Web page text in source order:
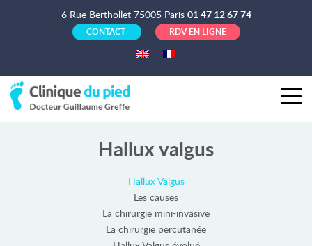
6 Rue Berthollet 75005 Paris 01 47 12 67 74
CONTACT RDV EN LIGNE
Hallux valgus
Hallux Valgus
Les causes
La chirurgie mini-invasive
La chirurgie percutanée